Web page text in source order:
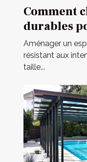
Comment
durables
extérieur ?
Aménager un
résistant aux
taille...